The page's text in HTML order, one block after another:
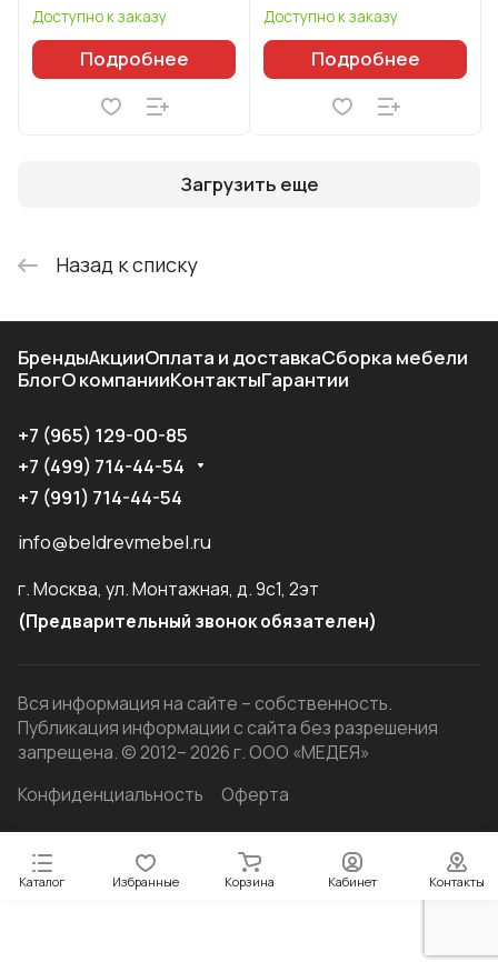
Доступно к заказу
Подробнее
Доступно к заказу
Подробнее
Загрузить еще
Назад к списку
Каталог Избранные Корзина Кабинет Контакты
БрендыАкцииОплата и доставкаСборка мебели
БлогО компанииКонтактыГарантии
+7 (965) 129-00-85
+7 (499) 714-44-54
+7 (991) 714-44-54
info@beldrevmebel.ru
г. Москва, ул. Монтажная, д. 9с1, 2эт
(Предварительный звонок обязателен)
Вся информация на сайте – собственность.
Публикация информации с сайта без разрешения
запрещена. © 2012– 2026 г. ООО «МЕДЕЯ»
Конфиденциальность
Оферта